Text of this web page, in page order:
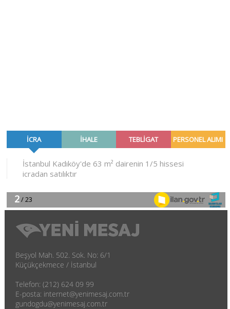
Beşyol Mah. 502. Sok. No: 6/1
Küçükçekmece / İstanbul
Telefon: (212) 624 09 99
E-posta: internet@yenimesaj.com.tr
gundogdu@yenimesaj.com.tr